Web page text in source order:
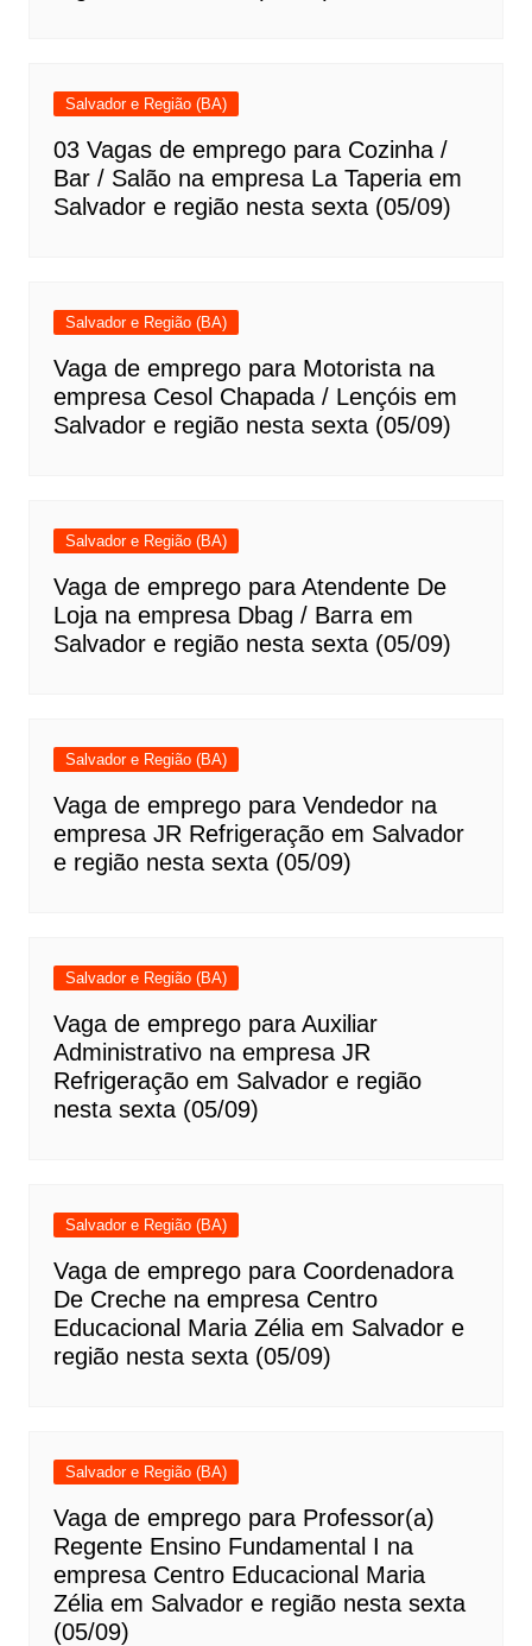
Salvador e Região (BA)
03 Vagas de emprego para Cozinha /
Bar / Salão na empresa La Taperia em
Salvador e região nesta sexta (05/09)
Salvador e Região (BA)
Vaga de emprego para Motorista na
empresa Cesol Chapada / Lençóis em
Salvador e região nesta sexta (05/09)
Salvador e Região (BA)
Vaga de emprego para Atendente De
Loja na empresa Dbag / Barra em
Salvador e região nesta sexta (05/09)
Salvador e Região (BA)
Vaga de emprego para Vendedor na
empresa JR Refrigeração em Salvador
e região nesta sexta (05/09)
Salvador e Região (BA)
Vaga de emprego para Auxiliar
Administrativo na empresa JR
Refrigeração em Salvador e região
nesta sexta (05/09)
Salvador e Região (BA)
Vaga de emprego para Coordenadora
De Creche na empresa Centro
Educacional Maria Zélia em Salvador e
região nesta sexta (05/09)
Salvador e Região (BA)
Vaga de emprego para Professor(a)
Regente Ensino Fundamental I na
empresa Centro Educacional Maria
Zélia em Salvador e região nesta sexta
(05/09)